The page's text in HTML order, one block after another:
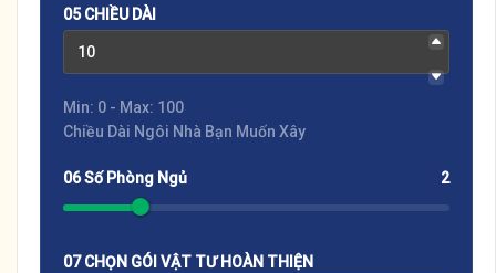
05 CHIỀU DÀI
Min: 0 - Max: 100
Chiều Dài Ngôi Nhà Bạn Muốn Xây
06 Số Phòng Ngủ 2
07 CHỌN GÓI VẬT TƯ HOÀN THIỆN